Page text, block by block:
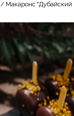
/ Макаронс "Дубайский